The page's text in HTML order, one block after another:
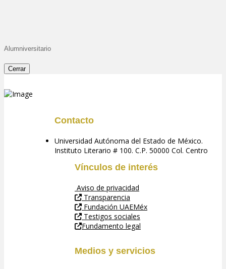
Alumniversitario
Cerrar
Contacto
Universidad Autónoma del Estado de México.
Instituto Literario # 100. C.P. 50000 Col. Centro
Vínculos de interés
Aviso de privacidad
Transparencia
Fundación UAEMéx
Testigos sociales
Fundamento legal
Medios y servicios